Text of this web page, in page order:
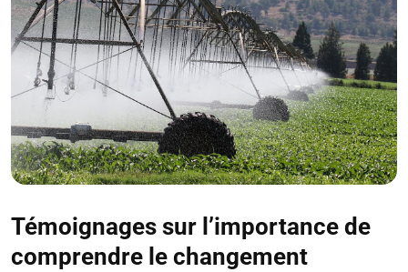
Témoignages sur l’importance de
comprendre le changement